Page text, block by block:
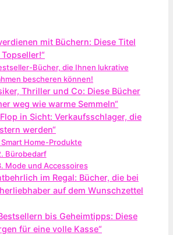
mit Büchern: Diese Titel
Bücher, die Ihnen lukrative
bescheren können!
Thriller und Co: Diese Bücher
weg wie warme Semmeln“
Flop in Sicht: Verkaufsschlager, die
werden“
Smart Home-Produkte
Bürobedarf
Mode und Accessoires
im Regal: Bücher, die bei
auf dem Wunschzettel
bis Geheimtipps: Diese
für eine volle Kasse“